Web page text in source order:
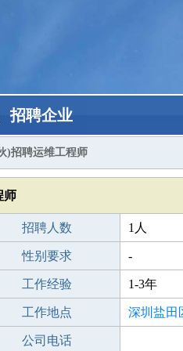
招聘企业
)招聘运维工程师
师
招聘人数 1人
性别要求 -
工作经验 1-3年
工作地点 深圳盐田
公司电话